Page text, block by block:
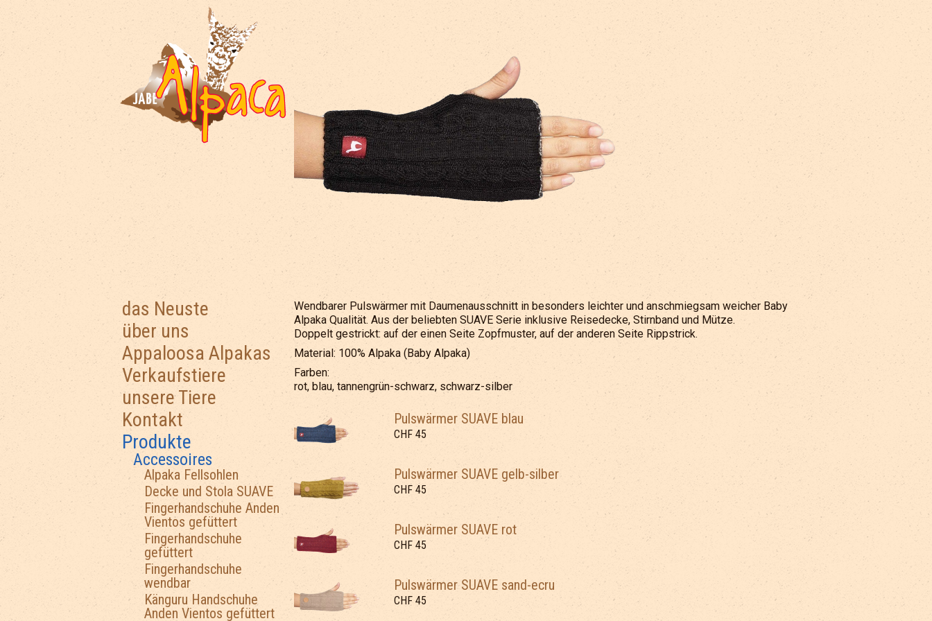
das Neuste
über uns
Appaloosa Alpakas
Verkaufstiere
unsere Tiere
Kontakt
Produkte
Accessoires
Alpaka Fellsohlen
Decke und Stola SUAVE
Fingerhandschuhe Anden
Vientos gefüttert
Fingerhandschuhe
gefüttert
Fingerhandschuhe
wendbar
Känguru Handschuhe
Anden Vientos gefüttert
Wendbarer Pulswärmer mit Daumenausschnitt in besonders leichter und anschmiegsam weicher Baby
Alpaka Qualität. Aus der beliebten SUAVE Serie inklusive Reisedecke, Stirnband und Mütze.
Doppelt gestrickt: auf der einen Seite Zopfmuster, auf der anderen Seite Rippstrick.
Material: 100% Alpaka (Baby Alpaka)
Farben:
rot, blau, tannengrün-schwarz, schwarz-silber
Pulswärmer SUAVE blau
CHF 45
Pulswärmer SUAVE gelb-silber
CHF 45
Pulswärmer SUAVE rot
CHF 45
Pulswärmer SUAVE sand-ecru
CHF 45